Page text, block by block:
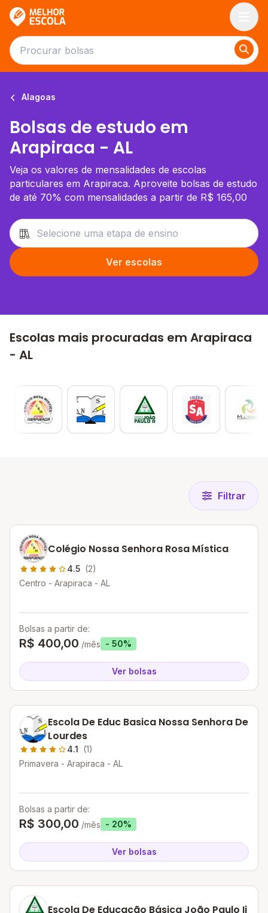
Alagoas
Bolsas de estudo em
Arapiraca - AL
Veja os valores de mensalidades de escolas
particulares em Arapiraca. Aproveite bolsas de estudo
de até 70% com mensalidades a partir de R$ 165,00
Ver escolas
Escolas mais procuradas em Arapiraca
- AL
Filtrar
Colégio Nossa Senhora Rosa Mística
4.5 (2)
Centro - Arapiraca - AL
Bolsas a partir de:
R$ 400,00 /mês - 50%
Ver bolsas
Escola De Educ Basica Nossa Senhora De
Lourdes
4.1 (1)
Primavera - Arapiraca - AL
Bolsas a partir de:
R$ 300,00 /mês - 20%
Ver bolsas
Escola De Educação Básica João Paulo Ii